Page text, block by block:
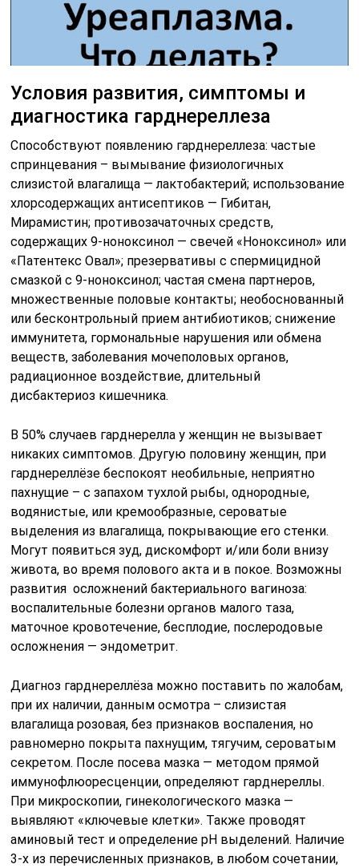
Условия развития, симптомы и
диагностика гарднереллеза
Способствуют появлению гарднереллеза: частые
спринцевания – вымывание физиологичных
слизистой влагалища — лактобактерий; использование
хлорсодержащих антисептиков — Гибитан,
Мирамистин; противозачаточных средств,
содержащих 9-ноноксинол — свечей «Ноноксинол» или
«Патентекс Овал»; презервативы с спермицидной
смазкой с 9-ноноксинол; частая смена партнеров,
множественные половые контакты; необоснованный
или бесконтрольный прием антибиотиков; снижение
иммунитета, гормональные нарушения или обмена
веществ, заболевания мочеполовых органов,
радиационное воздействие, длительный
дисбактериоз кишечника.
В 50% случаев гарднерелла у женщин не вызывает
никаких симптомов. Другую половину женщин, при
гарднереллёзе беспокоят необильные, неприятно
пахнущие – с запахом тухлой рыбы, однородные,
водянистые, или кремообразные, сероватые
выделения из влагалища, покрывающие его стенки.
Могут появиться зуд, дискомфорт и/или боли внизу
живота, во время полового акта и в покое. Возможны
развития осложнений бактериального вагиноза:
воспалительные болезни органов малого таза,
маточное кровотечение, бесплодие, послеродовые
осложнения — эндометрит.
Диагноз гарднереллёза можно поставить по жалобам,
при их наличии, данным осмотра – слизистая
влагалища розовая, без признаков воспаления, но
равномерно покрыта пахнущим, тягучим, сероватым
секретом. После посева мазка — методом прямой
иммунофлюоресценции, определяют гарднереллы.
При микроскопии, гинекологического мазка —
выявляют «ключевые клетки». Также проводят
аминовый тест и определение рН выделений. Наличие
3-х из перечисленных признаков, в любом сочетании,